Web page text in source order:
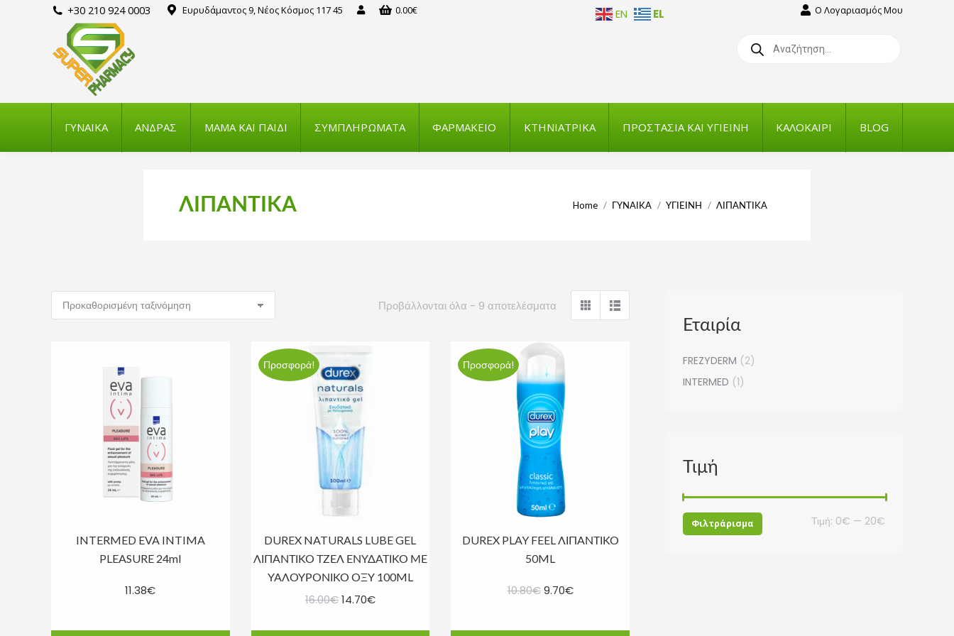
+30 210 924 0003 Ευρυδάμαντος 9, Νέος Κόσμος 117 45 0.00€ Ο Λογαριασμός Μου
search
ΓΥΝΑΙΚΑ ΑΝΔΡΑΣ ΜΑΜΑ ΚΑΙ ΠΑΙΔΙ ΣΥΜΠΛΗΡΩΜΑΤΑ ΦΑΡΜΑΚΕΙΟ ΚΤΗΝΙΑΤΡΙΚΑ ΠΡΟΣΤΑΣΙΑ ΚΑΙ ΥΓΙΕΙΝΗ ΚΑΛΟΚΑΙΡΙ BLOG
ΛΙΠΑΝΤΙΚΑ You are here:
Home ΓΥΝΑΙΚΑ ΥΓΙΕΙΝΗ ΛΙΠΑΝΤΙΚΑ
Προβάλλονται όλα - 9 αποτελέσματα
INTERMED EVA INTIMA
PLEASURE 24ml
11.38€
Προσφορά!
DUREX NATURALS LUBE GEL
ΛΙΠΑΝΤΙΚΟ ΤΖΕΛ ΕΝΥΔΑΤΙΚΟ ΜΕ
ΥΑΛΟΥΡΟΝΙΚΟ ΟΞΥ 100ML
16.00€Original
14.70€Η
Προσφορά!
DUREX PLAY FEEL ΛΙΠΑΝΤΙΚΟ
50ML
10.80€ Original
was:
9.70€Η
τιμή
Εταιρία
FREZYDERM (2)
INTERMED (1)
Τιμή
Φιλτράρισμα Τιμή: 0€ — 20€
EN EL